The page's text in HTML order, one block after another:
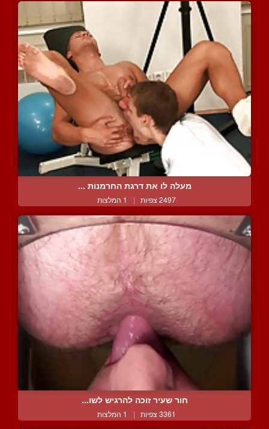
מעלה לו את דרגת החרמנות ...
2497 צפיות | 1 המלצות
חור שעיר זוכה להרגיש לשו...
3361 צפיות | 1 המלצות